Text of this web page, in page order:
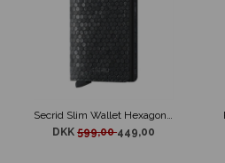
Secrid Slim Wallet Hexagon Sort
DKK599,00449,00